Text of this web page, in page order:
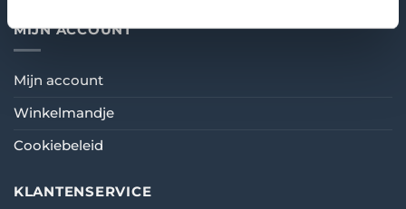
MIJN ACCOUNT
Mijn account
Winkelmandje
Cookiebeleid
KLANTENSERVICE